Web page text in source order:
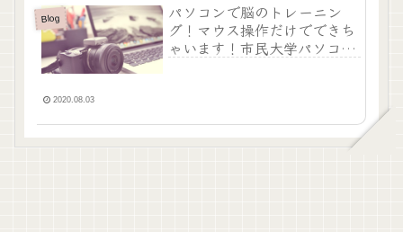
Blog
パソコンで脳のトレーニン
グ！マウス操作だけでできち
ゃいます！市民大学パソコン
2020.08.03